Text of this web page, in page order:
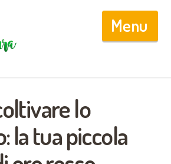
lo
la tua piccola